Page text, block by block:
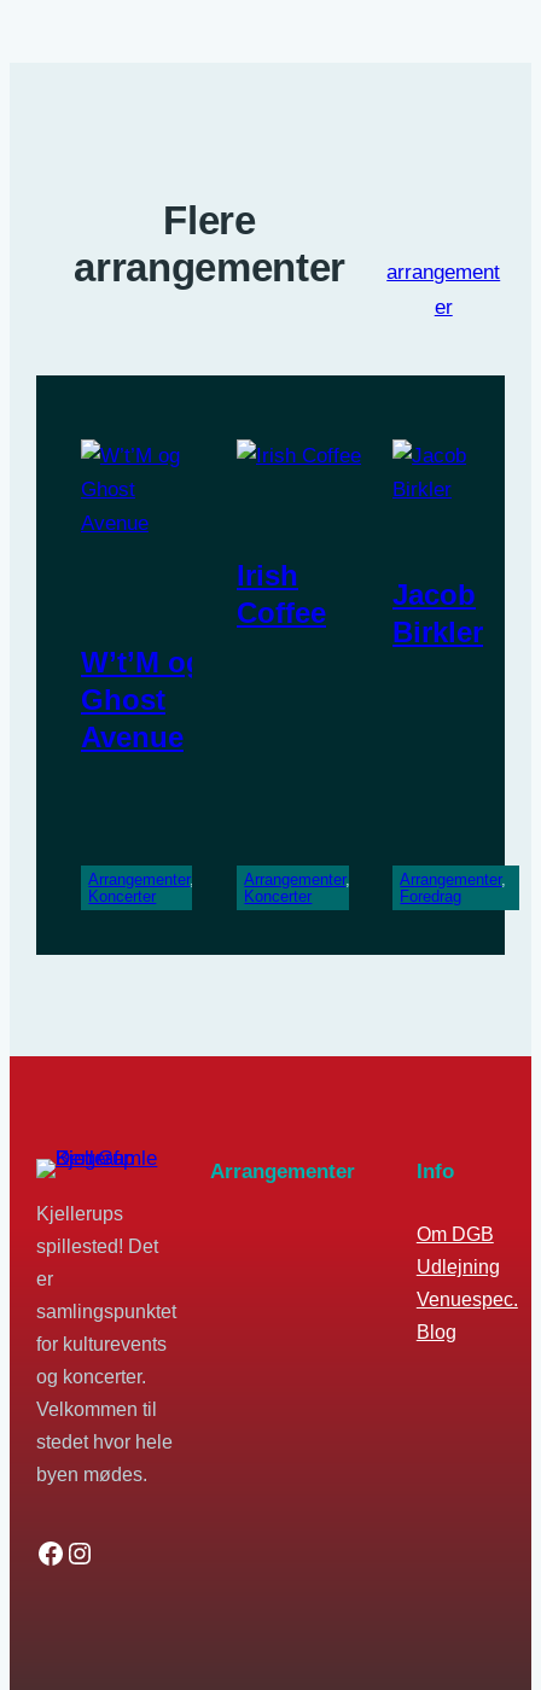
Flere
arrangementer
arrangement
er
W’t’M og
Ghost
Avenue
Arrangementer
Koncerter
Irish
Coffee
Arrangementer
Koncerter
Jacob
Birkler
Arrangementer
Foredrag
Kjellerups
spillested! Det
er
samlingspunktet
for kulturevents
og koncerter.
Velkommen til
stedet hvor hele
byen mødes.
Facebook
Instagram
Arrangementer Info
Om DGB
Udlejning
Venuespec.
Blog